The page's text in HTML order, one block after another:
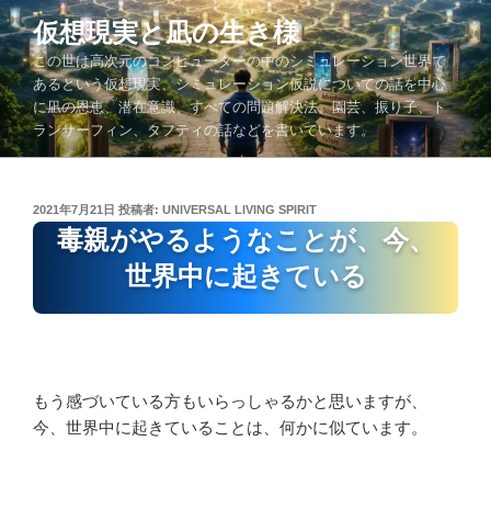
コ
ン
テ
ン
ツ
へ
仮想現実と凪の生き様
この世は高次元のコンピューターの中のシミュレーション世界で
あるという仮想現実、シミュレーション仮説についての話を中心
に凪の恩恵、潜在意識、すべての問題解決法、園芸、振り子、ト
ランサーフィン、タフティの話などを書いています。
投
稿
2021年7月21日 投稿者: UNIVERSAL LIVING SPIRIT
毒親がやるようなことが、今、
世界中に起きている
もう感づいている方もいらっしゃるかと思いますが、
今、世界中に起きていることは、何かに似ています。